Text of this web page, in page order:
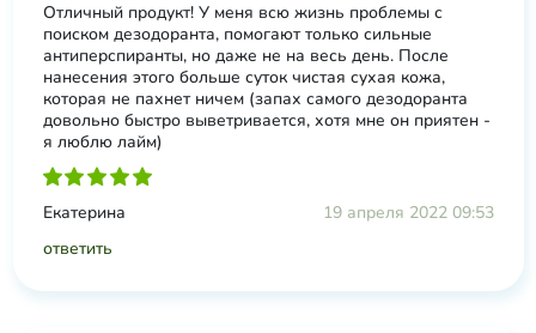
Отличный продукт! У меня всю жизнь проблемы с
поиском дезодоранта, помогают только сильные
антиперспиранты, но даже не на весь день. После
нанесения этого больше суток чистая сухая кожа,
которая не пахнет ничем (запах самого дезодоранта
довольно быстро выветривается, хотя мне он приятен -
я люблю лайм)
Екатерина
19 апреля 2022 09:53
ответить